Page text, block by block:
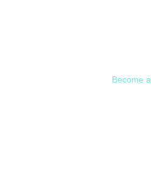
Become a